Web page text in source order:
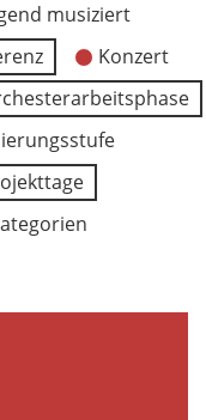
musiziert
Konzert